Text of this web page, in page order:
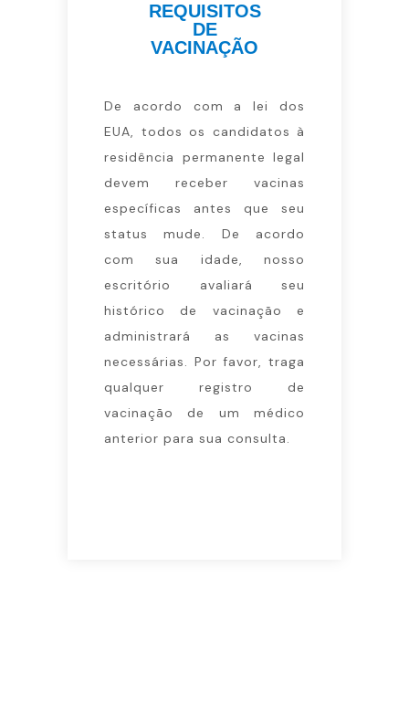
REQUISITOS
DE
VACINAÇÃO
De acordo com a lei dos
EUA, todos os candidatos à
residência permanente legal
devem receber vacinas
específicas antes que seu
status mude. De acordo
com sua idade, nosso
escritório avaliará seu
histórico de vacinação e
administrará as vacinas
necessárias. Por favor, traga
qualquer registro de
vacinação de um médico
anterior para sua consulta.